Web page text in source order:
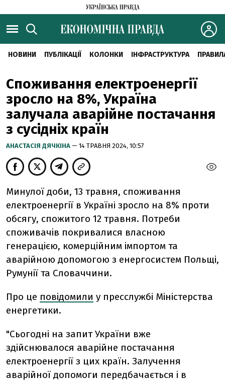
НОВИНИ ПУБЛІКАЦІЇ КОЛОНКИ ІНФРАСТРУКТУРА
Споживання електроенергії
зросло на 8%, Україна
залучала аварійне постачання
з сусідніх країн
АНАСТАСІЯ ДЯЧКІНА — 14 ТРАВНЯ 2024, 10:57
Минулої доби, 13 травня, споживання
електроенергії в Україні зросло на 8% проти
обсягу, спожитого 12 травня. Потреби
споживачів покривалися власною
генерацією, комерційним імпортом та
аварійною допомогою з енергосистем Польщі,
Румунії та Словаччини.
Про це повідомили у пресслужбі Міністерства
енергетики.
"Сьогодні на запит України вже
здійснювалося аварійне постачання
електроенергії з цих країн. Залучення
аварійної допомоги передбачається і в